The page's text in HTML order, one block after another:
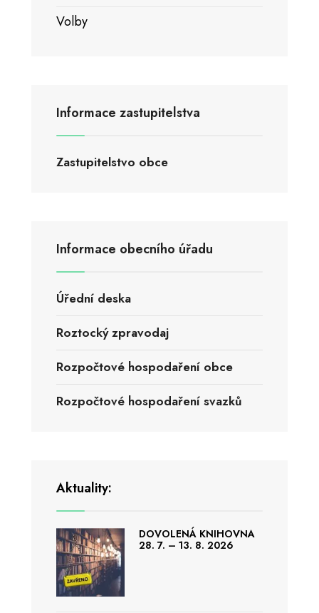
Volby
Informace zastupitelstva
Zastupitelstvo obce
Informace obecního úřadu
Úřední deska
Roztocký zpravodaj
Rozpočtové hospodaření obce
Rozpočtové hospodaření svazků
Aktuality:
DOVOLENÁ KNIHOVNA
28. 7. – 13. 8. 2026